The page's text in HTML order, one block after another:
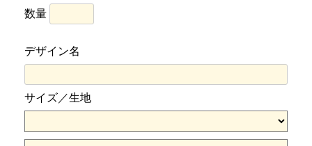
数量
デザイン名
サイズ／生地